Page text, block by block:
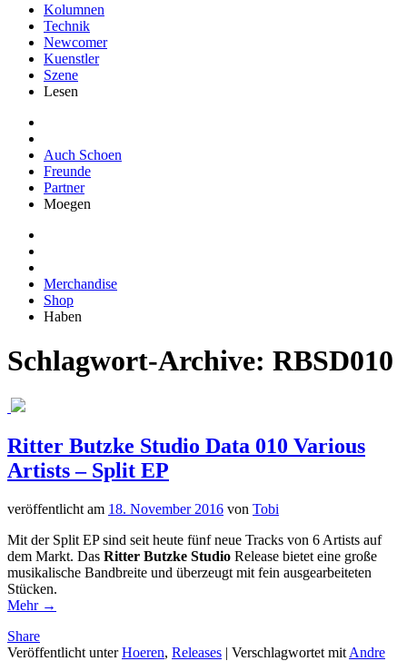
Kolumnen
Technik
Newcomer
Kuenstler
Szene
Lesen
Auch Schoen
Freunde
Partner
Moegen
Merchandise
Shop
Haben
Schlagwort-Archive: RBSD010
Ritter Butzke Studio Data 010 Various
Artists – Split EP
veröffentlicht am 18. November 2016 von Tobi
Mit der Split EP sind seit heute fünf neue Tracks von 6 Artists auf
dem Markt. Das Ritter Butzke Studio Release bietet eine große
musikalische Bandbreite und überzeugt mit fein ausgearbeiteten
Stücken.
Mehr →
Share
Veröffentlicht unter Hoeren, Releases | Verschlagwortet mit Andre